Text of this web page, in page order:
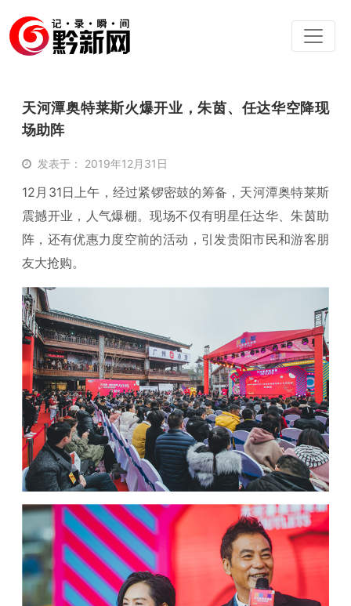
天河潭奥特莱斯火爆开业，朱茵、任达华空降现
场助阵
发表于： 2019年12月31日
12月31日上午，经过紧锣密鼓的筹备，天河潭奥特莱斯
震撼开业，人气爆棚。现场不仅有明星任达华、朱茵助
阵，还有优惠力度空前的活动，引发贵阳市民和游客朋
友大抢购。